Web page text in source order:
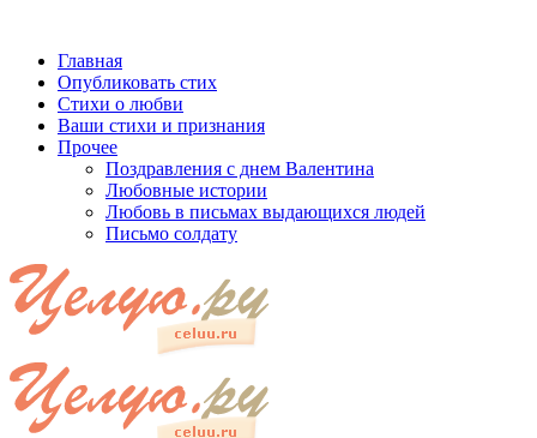
Главная
Опубликовать стих
Стихи о любви
Ваши стихи и признания
Прочее
Поздравления с днем Валентина
Любовные истории
Любовь в письмах выдающихся людей
Письмо солдату